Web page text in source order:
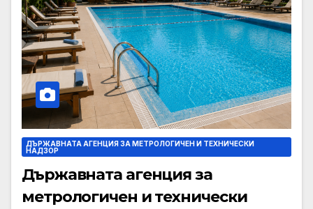
ДЪРЖАВНАТА АГЕНЦИЯ ЗА МЕТРОЛОГИЧЕН И ТЕХНИЧЕСКИ
НАДЗОР
Държавната агенция за
метрологичен и технически